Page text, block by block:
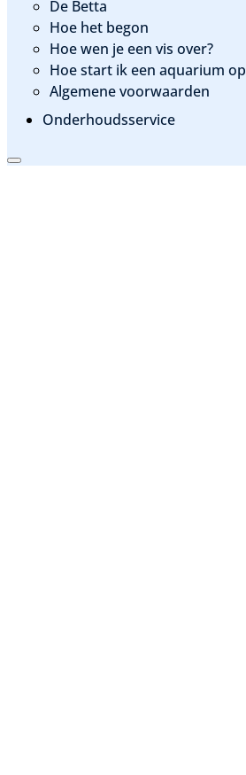
De Betta
Hoe het begon
Hoe wen je een vis over?
Hoe start ik een aquarium op
Algemene voorwaarden
Onderhoudsservice